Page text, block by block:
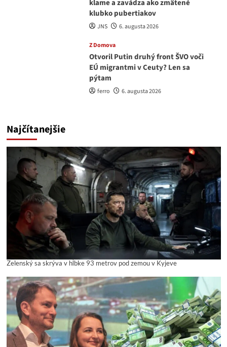
klame a zavádza ako zmätené
klubko pubertiakov
JNS 6. augusta 2026
Z Domova
Otvoril Putin druhý front ŠVO voči
EÚ migrantmi v Ceuty? Len sa
pýtam
ferro 6. augusta 2026
Najčítanejšie
Zelenský sa skrýva v hĺbke 93 metrov pod zemou v Kyjeve